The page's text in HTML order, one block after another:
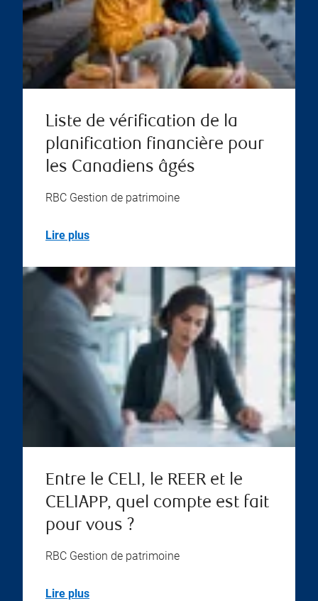
Liste de vérification de la
planification financière pour
les Canadiens âgés
RBC Gestion de patrimoine
Lire plus
Entre le CELI, le REER et le
CELIAPP, quel compte est fait
pour vous ?
RBC Gestion de patrimoine
Lire plus